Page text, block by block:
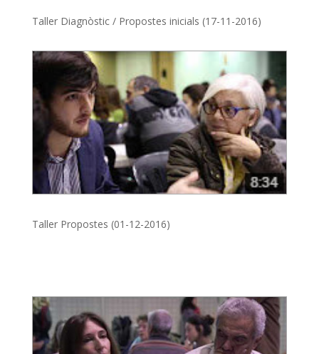
Taller Diagnòstic / Propostes inicials (17-11-2016)
Taller Propostes (01-12-2016)